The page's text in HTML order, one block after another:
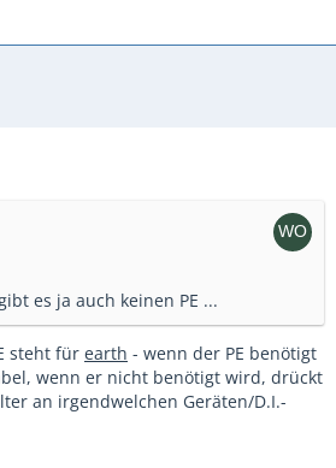
es ja auch keinen PE ...
steht für earth - wenn der PE benötigt
wenn er nicht benötigt wird, drückt
an irgendwelchen Geräten/D.I.-